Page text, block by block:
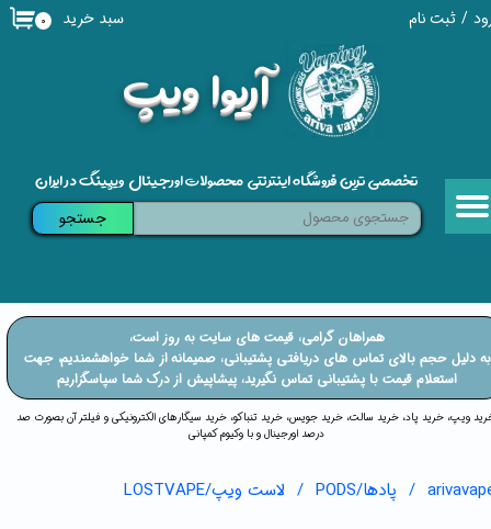
/ ثبت نام
حساب کاربری من
خروج از حساب کاربری
​آریوا ویپ
۰ سبد خرید
تخصصی ترین فروشگاه اینترنتی محصولات اورجینال ویپینگ در ایران
جستجو
پادها/PODS لاست ویپ/LOSTVAPE
ویپ، خرید پاد، خرید سالت، خرید جویس، خرید تنباکو، خرید سیگارهای الکترونیکی و فیلتر آن بصورت صد
درصد اورجینال و با وکیوم کمپانی
​​همراهان گرامی، قیمت های سایت به روز است،
​​​​​​​به دلیل حجم بالای تماس های دریافتی پشتیبانی، صمیمانه از شما خواهشمندیم، جهت
استعلام قیمت با پشتیبانی تماس نگیرید، پیشاپیش از درک شما سپاسگزاریم